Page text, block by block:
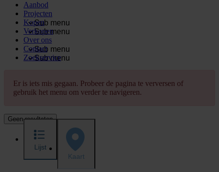
Aanbod
Projecten
Sub menu
Kopen
Sub menu
Verkopen
Over ons
Sub menu
Contact
Sub menu
Zoekservice
Er is iets mis gegaan. Probeer de pagina te verversen of
gebruik het menu om verder te navigeren.
Geen resultaten
Lijst
Kaart